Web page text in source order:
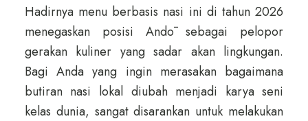
Hadirnya menu berbasis nasi ini di tahun 2026
menegaskan posisi Andō sebagai pelopor
gerakan kuliner yang sadar akan lingkungan.
Bagi Anda yang ingin merasakan bagaimana
butiran nasi lokal diubah menjadi karya seni
kelas dunia, sangat disarankan untuk melakukan